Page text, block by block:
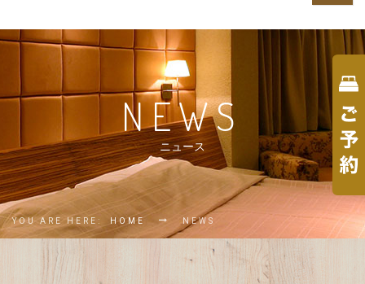
NEWS
ニュース
YOU ARE HERE: HOME NEWS